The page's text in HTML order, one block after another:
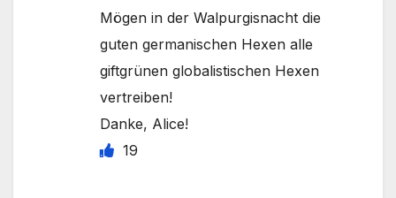
Mögen in der Walpurgisnacht die
guten germanischen Hexen alle
giftgrünen globalistischen Hexen
vertreiben!
Danke, Alice!
19